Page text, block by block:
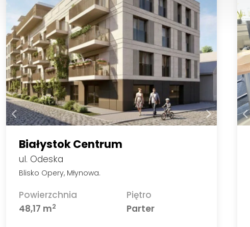
Białystok Centrum
ul. Odeska
Blisko Opery, Młynowa.
Powierzchnia
48,17 m2
Piętro
Parter